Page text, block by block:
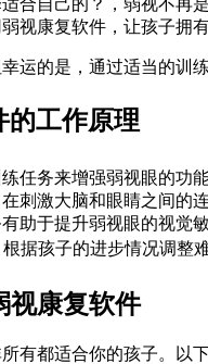
视康复软件，让孩子拥
运的是，通过适当的训
的工作原理
任务来增强弱视眼的功
刺激大脑和眼睛之间的
助于提升弱视眼的视觉敏
据孩子的进步情况调整
视康复软件
有都适合你的孩子。以